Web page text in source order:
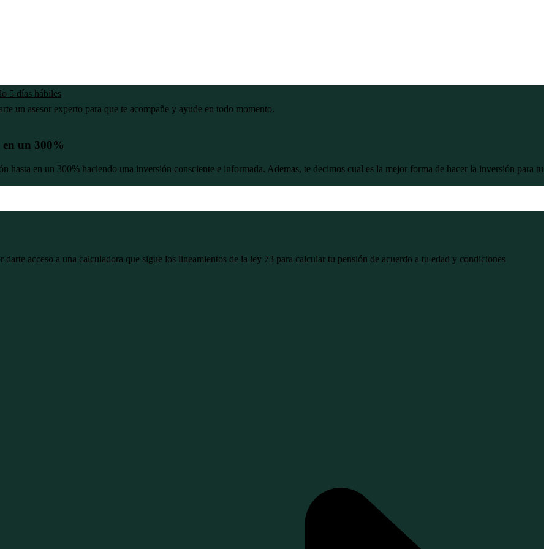
5 días hábiles
un asesor experto para que te acompañe y ayude en todo momento.
un 300%
hasta en un 300% haciendo una inversión consciente e informada. Ademas, te decimos cual es la mejor forma de hacer la inversión para tu
acceso a una calculadora que sigue los lineamientos de la ley 73 para calcular tu pensión de acuerdo a tu edad y condiciones